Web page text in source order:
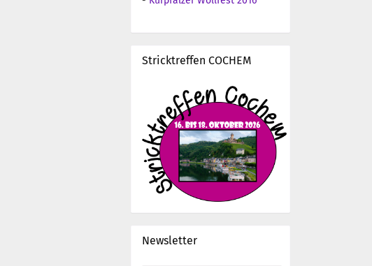
Stricktreffen COCHEM
Newsletter